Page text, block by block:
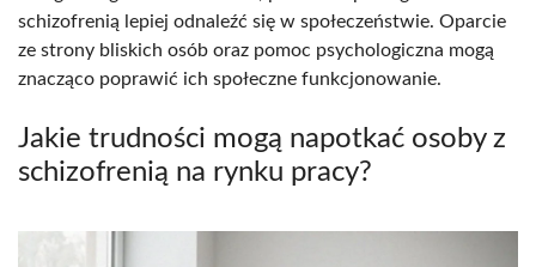
schizofrenią lepiej odnaleźć się w społeczeństwie. Oparcie
ze strony bliskich osób oraz pomoc psychologiczna mogą
znacząco poprawić ich społeczne funkcjonowanie.
Jakie trudności mogą napotkać osoby z
schizofrenią na rynku pracy?